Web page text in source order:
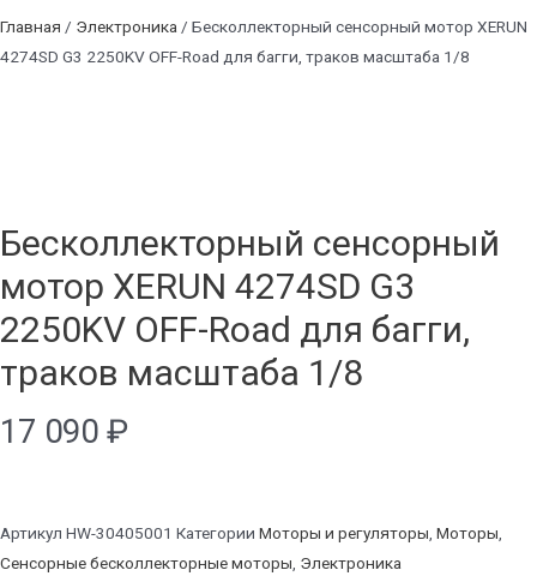
Главная / Электроника / Бесколлекторный сенсорный мотор XERUN
4274SD G3 2250KV OFF-Road для багги, траков масштаба 1/8
Бесколлекторный сенсорный
мотор XERUN 4274SD G3
2250KV OFF-Road для багги,
траков масштаба 1/8
17 090 ₽
Артикул HW-30405001 Категории Моторы и регуляторы, Моторы,
Сенсорные бесколлекторные моторы, Электроника